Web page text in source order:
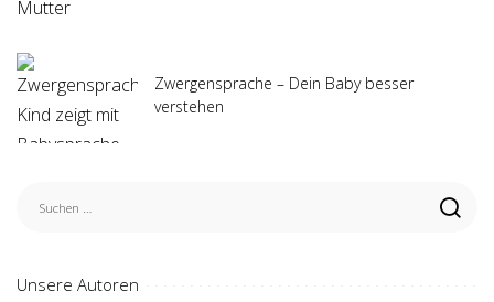
Zwergensprache – Dein Baby besser
verstehen
Unsere Autoren